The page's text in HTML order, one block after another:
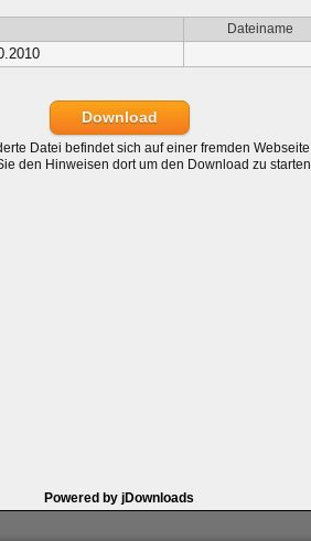
Dateiname
Download
Datei befindet sich auf einer fremden Webseite.
den Hinweisen dort um den Download zu starten.
Powered by jDownloads